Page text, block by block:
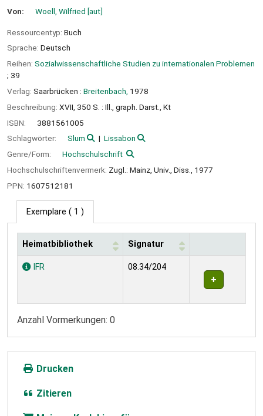
Von: Woell, Wilfried [aut]
Ressourcentyp: Buch
Sprache: Deutsch
Reihen: Sozialwissenschaftliche Studien zu internationalen Problemen
; 39
Verlag: Saarbrücken : Breitenbach, 1978
Beschreibung: XVII, 350 S. : Ill., graph. Darst., Kt
ISBN:
3881561005
Schlagwörter:
Slum
Lissabon
Genre/Form:
Hochschulschrift
Hochschulschriftenvermerk: Zugl.: Mainz, Univ., Diss., 1977
PPN: 1607512181
Exemplare ( 1 )
Exemplare
Heimatbibliothek Signatur
IFR 08.34/204
Anzahl Vormerkungen: 0
Drucken
Zitieren